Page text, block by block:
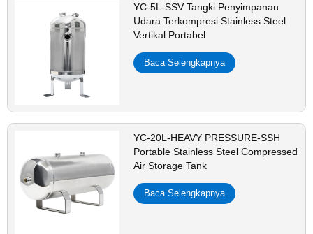
YC-5L-SSV Tangki Penyimpanan
Udara Terkompresi Stainless Steel
Vertikal Portabel
Baca Selengkapnya
YC-20L-HEAVY PRESSURE-SSH
Portable Stainless Steel Compressed
Air Storage Tank
Baca Selengkapnya